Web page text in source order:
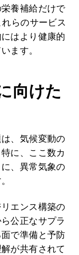
養補給だけで
らのサービス
はより健康的
ます。
向けた
、気候変動の
に、ここ数カ
、異常気象の
エンス構築の
公正なサプラ
で準備と予防
が共有されて